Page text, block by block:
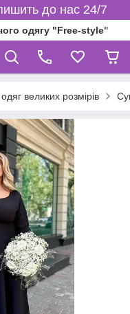
до нас 24/7
одягу "Free-style"
великих розмірів